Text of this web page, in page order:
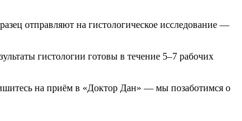
отправляют на гистологическое исследование —
гистологии готовы в течение 5–7 рабочих
на приём в «Доктор Дан» — мы позаботимся о